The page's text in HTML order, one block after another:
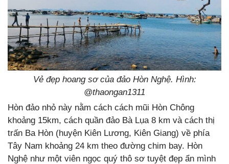
Vẻ đẹp hoang sơ của đảo Hòn Nghệ. Hình:
@thaongan1311
Hòn đảo nhỏ này nằm cách cách mũi Hòn Chông
khoảng 15km, cách quần đảo Bà Lụa 8 km và cách thị
trấn Ba Hòn (huyện Kiên Lương, Kiên Giang) về phía
Tây Nam khoảng 24 km theo đường chim bay. Hòn
Nghệ như một viên ngọc quý thô sơ tuyệt đẹp ẩn mình